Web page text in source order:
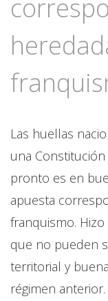
Las huellas
una
pronto es en
apuesta
franquismo.
que no pueden
territorial y
régimen